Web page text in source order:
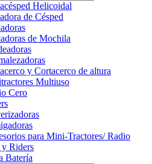
Helicoidal
de Césped
de Mochila
y Cortacerco de altura
Multiuso
Cero
para Mini-Tractores/ Radio
y Riders
Batería